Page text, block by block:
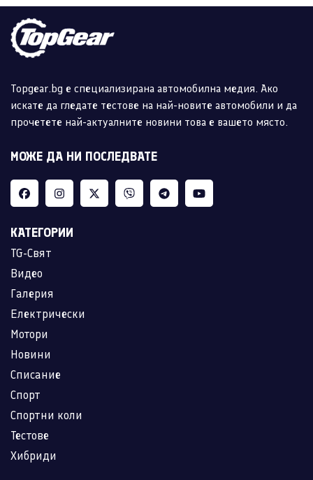
Topgear.bg е специализирана автомобилна медия. Ако
искате да гледате тестове на най-новите автомобили и да
прочетете най-актуалните новини това е вашето място.
МОЖЕ ДА НИ ПОСЛЕДВАТЕ
КАТЕГОРИИ
TG-Свят
Видео
Галерия
Електрически
Мотори
Новини
Списание
Спорт
Спортни коли
Тестове
Хибриди